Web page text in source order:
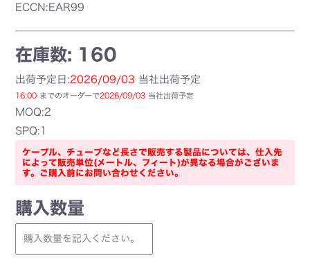
ECCN:EAR99
在庫数: 160
出荷予定日:2026/09/03 当社出荷予定
16:00 までのオーダーで2026/09/03 当社出荷予定
MOQ:2
SPQ:1
ケーブル、チューブなど長さで販売する製品については、仕入先
によって販売単位(メートル、フィート)が異なる場合がございま
す。ご購入前にお問い合わせください。
購入数量